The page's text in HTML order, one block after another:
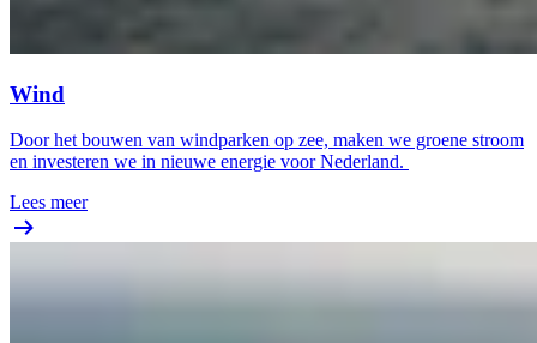
Wind
Door het bouwen van windparken op zee, maken we groene stroom
en investeren we in nieuwe energie voor Nederland.
Lees meer